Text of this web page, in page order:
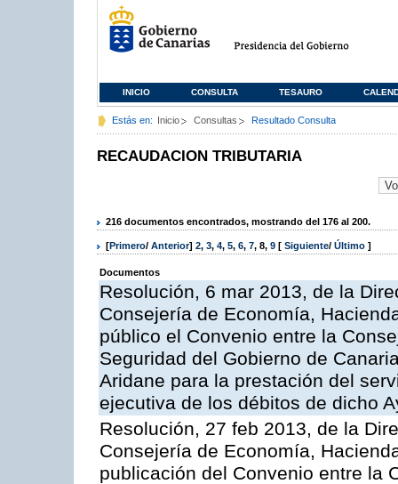
INICIO CONSULTA TESAURO
Estás en: Inicio Consultas Resultado Consulta
RECAUDACION TRIBUTARIA
216 documentos encontrados, mostrando del 176 al 200.
[Primero/ Anterior] 2, 3, 4, 5, 6, 7, 8, 9 [ Siguiente/ Último ]
Documentos
Resolución, 6 mar 2013, de la
Consejería de Economía,
público el Convenio entre la
Seguridad del Gobierno de
Aridane para la prestación del
ejecutiva de los débitos de dicho
Resolución, 27 feb 2013, de la
Consejería de Economía,
publicación del Convenio entre la